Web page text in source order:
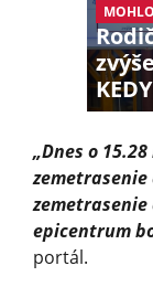
„Dnes o
zemetrasenie
epicentrum
portál.